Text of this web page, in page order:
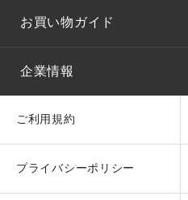
お買い物ガイド
企業情報
ご利用規約
プライバシーポリシー